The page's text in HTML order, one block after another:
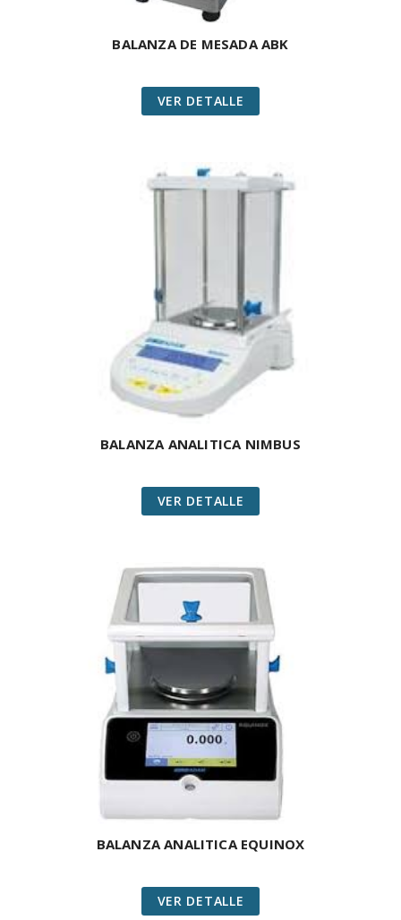
BALANZA DE MESADA ABK
VER DETALLE
BALANZA ANALITICA NIMBUS
VER DETALLE
BALANZA ANALITICA EQUINOX
VER DETALLE